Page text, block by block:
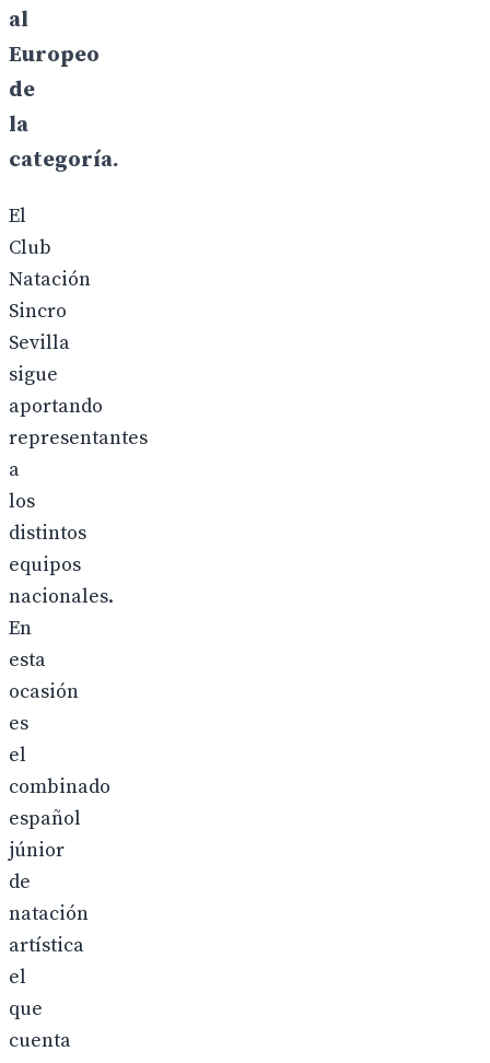
al
Europeo
de
la
categoría.
El
Club
Natación
Sincro
Sevilla
sigue
aportando
representantes
a
los
distintos
equipos
nacionales.
En
esta
ocasión
es
el
combinado
español
júnior
de
natación
artística
el
que
cuenta